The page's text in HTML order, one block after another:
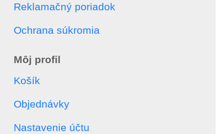
Reklamačný poriadok
Ochrana súkromia
Môj profil
Košík
Objednávky
Nastavenie účtu